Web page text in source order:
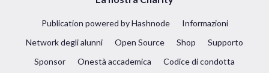
Publication powered by Hashnode
Informazioni
Network degli alunni
Open Source Shop
Supporto
Sponsor
Onestà accademica Codice di condotta